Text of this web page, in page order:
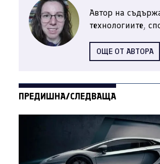
Автор на
технологиите,
ОЩЕ ОТ АВТОРА
ПРЕДИШНА/СЛЕДВАЩА